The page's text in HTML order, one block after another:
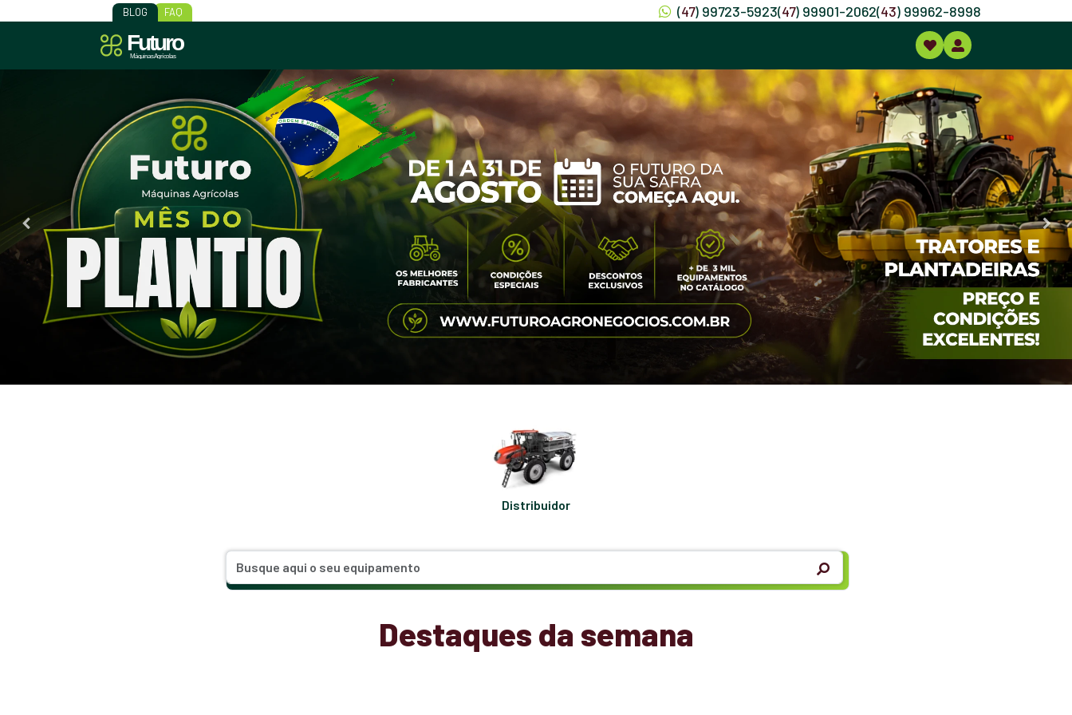
BLOG FAQ (47) 99723-5923(47) 99901-2062(43) 99962-8998
Distribuidor
Destaques da semana